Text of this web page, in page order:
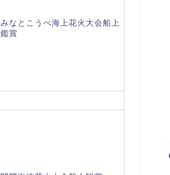
みなとこうべ海上花火大会船上
鑑賞